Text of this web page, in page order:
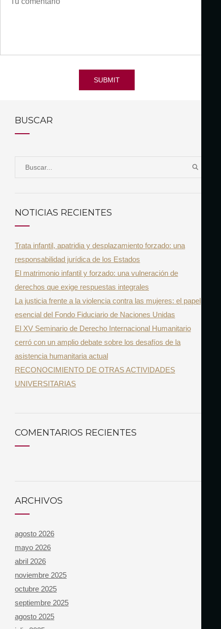
SUBMIT
BUSCAR
c
f
o
r
:
B
NOTICIAS RECIENTES
Trata infantil, apatridia y desplazamiento forzado: una
responsabilidad jurídica de los Estados
El matrimonio infantil y forzado: una vulneración de
derechos que exige respuestas integrales
La justicia frente a la violencia contra las mujeres: el papel
esencial del Fondo Fiduciario de Naciones Unidas
El XV Seminario de Derecho Internacional Humanitario
cerró con un amplio debate sobre los desafíos de la
asistencia humanitaria actual
RECONOCIMIENTO DE OTRAS ACTIVIDADES
UNIVERSITARIAS
COMENTARIOS RECIENTES
ARCHIVOS
agosto 2026
mayo 2026
abril 2026
noviembre 2025
octubre 2025
septiembre 2025
agosto 2025